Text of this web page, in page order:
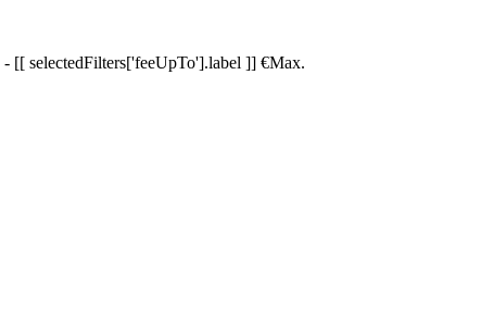
- [[ selectedFilters['feeUpTo'].label ]] €Max.